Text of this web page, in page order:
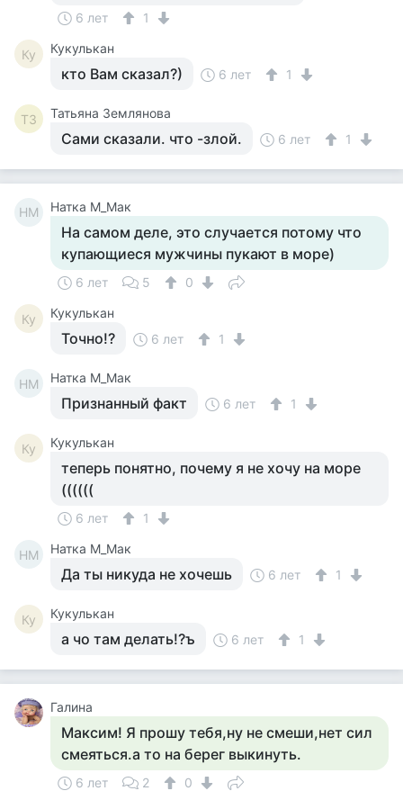
6 лет 1
Ку Кукулькан
кто Вам сказал?) 6 лет 1
ТЗ Татьяна Землянова
Сами сказали. что -злой. 6 лет 1
НМ Натка М_Мак
На самом деле, это случается потому что
купающиеся мужчины пукают в море)
6 лет 5 0
Ку Кукулькан
Точно!? 6 лет 1
НМ Натка М_Мак
Признанный факт 6 лет 1
Ку Кукулькан
теперь понятно, почему я не хочу на море
((((((
6 лет 1
НМ Натка М_Мак
Да ты никуда не хочешь 6 лет 1
Ку Кукулькан
а чо там делать!?ъ 6 лет 1
Галина
Максим! Я прошу тебя,ну не смеши,нет сил
смеяться.а то на берег выкинуть.
6 лет 2 0